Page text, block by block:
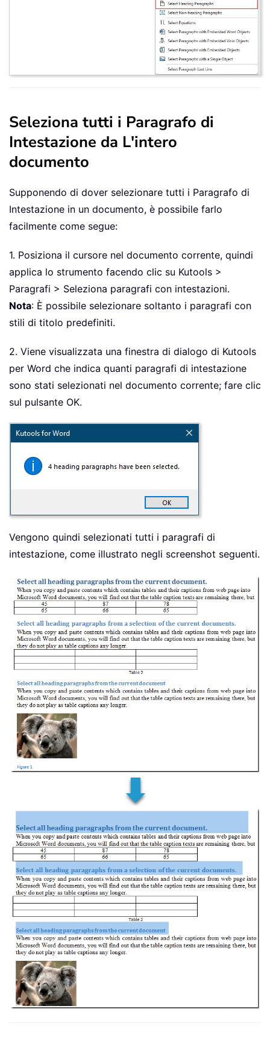
Seleziona tutti i Paragrafo di
Intestazione da L'intero
documento
Supponendo di dover selezionare tutti i Paragrafo di
Intestazione in un documento, è possibile farlo
facilmente come segue:
1. Posiziona il cursore nel documento corrente, quindi
applica lo strumento facendo clic su Kutools >
Paragrafi > Seleziona paragrafi con intestazioni.
Nota: È possibile selezionare soltanto i paragrafi con
stili di titolo predefiniti.
2. Viene visualizzata una finestra di dialogo di Kutools
per Word che indica quanti paragrafi di intestazione
sono stati selezionati nel documento corrente; fare clic
sul pulsante OK.
Vengono quindi selezionati tutti i paragrafi di
intestazione, come illustrato negli screenshot seguenti.